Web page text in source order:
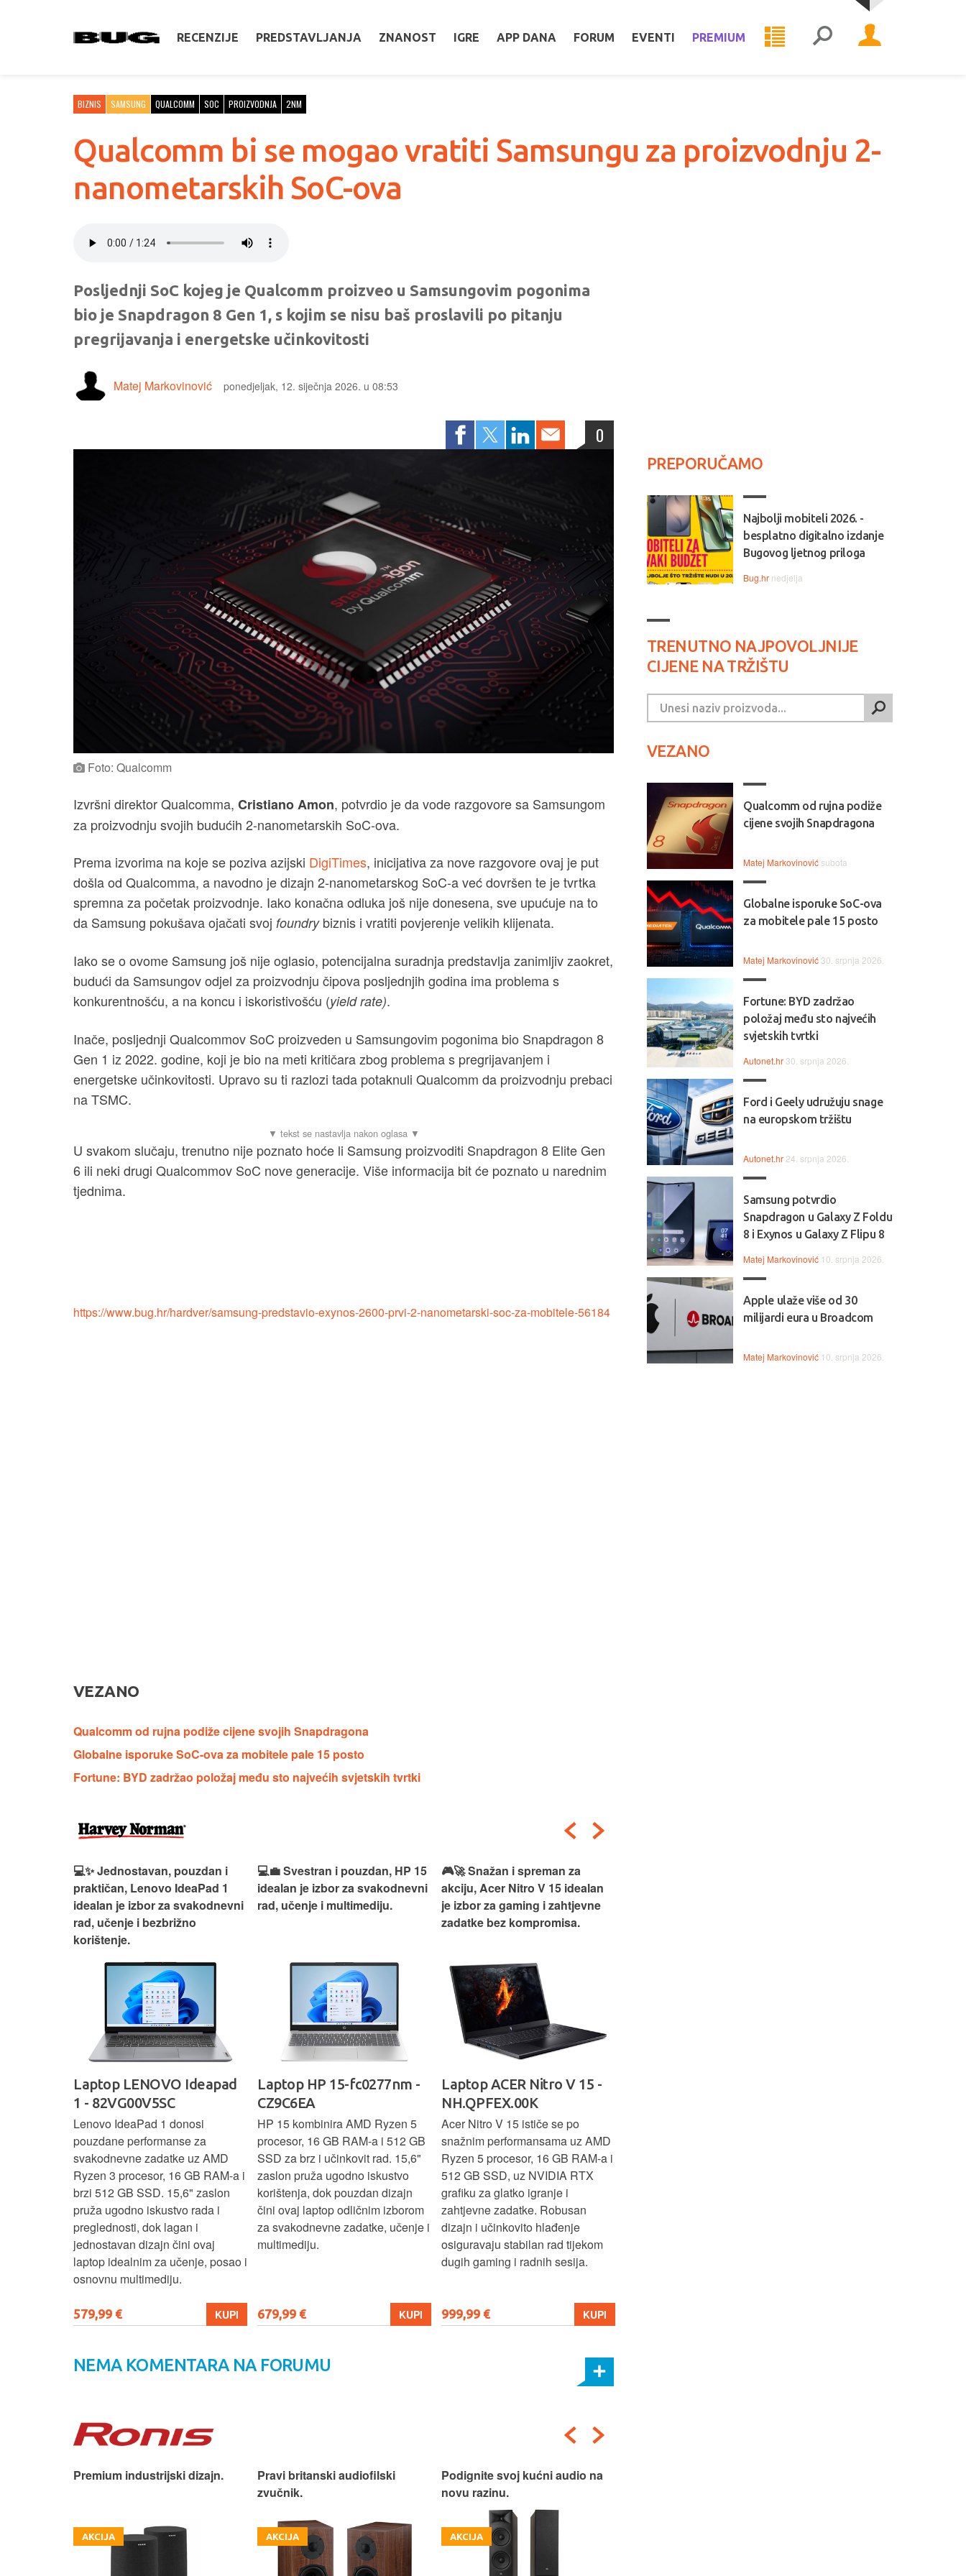
RECENZIJE PREDSTAVLJANJA ZNANOST IGRE APP DANA FORUM EVENTI PREMIUM
BIZNIS SAMSUNG QUALCOMM SOC PROIZVODNJA 2NM
Qualcomm bi se mogao vratiti Samsungu za proizvodnju 2-
nanometarskih SoC-ova
Posljednji SoC kojeg je Qualcomm proizveo u Samsungovim pogonima
bio je Snapdragon 8 Gen 1, s kojim se nisu baš proslavili po pitanju
pregrijavanja i energetske učinkovitosti
Matej Markovinović ponedjeljak, 12. siječnja 2026. u 08:53
0
Foto: Qualcomm
Izvršni direktor Qualcomma, Cristiano Amon, potvrdio je da vode razgovore sa Samsungom
za proizvodnju svojih budućih 2-nanometarskih SoC-ova.
Prema izvorima na koje se poziva azijski DigiTimes, inicijativa za nove razgovore ovaj je put
došla od Qualcomma, a navodno je dizajn 2-nanometarskog SoC-a već dovršen te je tvrtka
spremna za početak proizvodnje. Iako konačna odluka još nije donesena, sve upućuje na to
da Samsung pokušava ojačati svoj foundry biznis i vratiti povjerenje velikih klijenata.
Iako se o ovome Samsung još nije oglasio, potencijalna suradnja predstavlja zanimljiv zaokret,
budući da Samsungov odjel za proizvodnju čipova posljednjih godina ima problema s
konkurentnošću, a na koncu i iskoristivošću (yield rate).
Inače, posljednji Qualcommov SoC proizveden u Samsungovim pogonima bio Snapdragon 8
Gen 1 iz 2022. godine, koji je bio na meti kritičara zbog problema s pregrijavanjem i
energetske učinkovitosti. Upravo su ti razlozi tada potaknuli Qualcomm da proizvodnju prebaci
na TSMC.
U svakom slučaju, trenutno nije poznato hoće li Samsung proizvoditi Snapdragon 8 Elite Gen
6 ili neki drugi Qualcommov SoC nove generacije. Više informacija bit će poznato u narednim
tjednima.
https://www.bug.hr/hardver/samsung-predstavio-exynos-2600-prvi-2-nanometarski-soc-za-mobitele-56184
VEZANO
Qualcomm od rujna podiže cijene svojih Snapdragona
Globalne isporuke SoC-ova za mobitele pale 15 posto
Fortune: BYD zadržao položaj među sto najvećih svjetskih tvrtki
💻✨ Jednostavan, pouzdan i
praktičan, Lenovo IdeaPad 1
idealan je izbor za svakodnevni
rad, učenje i bezbrižno
korištenje.
Laptop LENOVO Ideapad
1 - 82VG00V5SC
Lenovo IdeaPad 1 donosi
pouzdane performanse za
svakodnevne zadatke uz AMD
Ryzen 3 procesor, 16 GB RAM-a i
brzi 512 GB SSD. 15,6" zaslon
pruža ugodno iskustvo rada i
preglednosti, dok lagan i
jednostavan dizajn čini ovaj
laptop idealnim za učenje, posao i
osnovnu multimediju.
579,99 € KUPI
💻💼 Svestran i pouzdan, HP 15
idealan je izbor za svakodnevni
rad, učenje i multimediju.
Laptop HP 15-fc0277nm -
CZ9C6EA
HP 15 kombinira AMD Ryzen 5
procesor, 16 GB RAM-a i 512 GB
SSD za brz i učinkovit rad. 15,6"
zaslon pruža ugodno iskustvo
korištenja, dok pouzdan dizajn
čini ovaj laptop odličnim izborom
za svakodnevne zadatke, učenje i
multimediju.
679,99 € KUPI
🎮🚀 Snažan i spreman za
akciju, Acer Nitro V 15 idealan
je izbor za gaming i zahtjevne
zadatke bez kompromisa.
Laptop ACER Nitro V 15 -
NH.QPFEX.00K
Acer Nitro V 15 ističe se po
snažnim performansama uz AMD
Ryzen 5 procesor, 16 GB RAM-a i
512 GB SSD, uz NVIDIA RTX
grafiku za glatko igranje i
zahtjevne zadatke. Robusan
dizajn i učinkovito hlađenje
osiguravaju stabilan rad tijekom
dugih gaming i radnih sesija.
999,99 € KUPI
NEMA KOMENTARA NA FORUMU
Premium industrijski dizajn.
AKCIJA
Pravi britanski audiofilski
zvučnik.
AKCIJA
Podignite svoj kućni audio na
novu razinu.
AKCIJA
PREPORUČAMO
Najbolji mobiteli 2026. -
besplatno digitalno izdanje
Bugovog ljetnog priloga
Bug.hr nedjelja
TRENUTNO NAJPOVOLJNIJE
CIJENE NA TRŽIŠTU
VEZANO
Qualcomm od rujna podiže
cijene svojih Snapdragona
Matej Markovinović subota
Globalne isporuke SoC-ova
za mobitele pale 15 posto
Matej Markovinović 30. srpnja 2026.
Fortune: BYD zadržao
položaj među sto najvećih
svjetskih tvrtki
Autonet.hr 30. srpnja 2026.
Ford i Geely udružuju snage
na europskom tržištu
Autonet.hr 24. srpnja 2026.
Samsung potvrdio
Snapdragon u Galaxy Z Foldu
8 i Exynos u Galaxy Z Flipu 8
Matej Markovinović 10. srpnja 2026.
Apple ulaže više od 30
milijardi eura u Broadcom
Matej Markovinović 10. srpnja 2026.